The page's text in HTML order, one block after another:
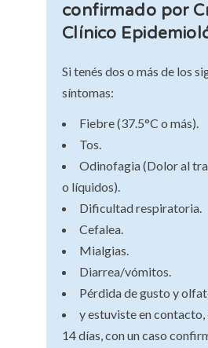
confirmado por
Clínico
Si tenés dos o más de los
síntomas:
Fiebre (37.5°C o más).
Tos.
Odinofagia (Dolor al
o líquidos).
Dificultad respiratoria.
Cefalea.
Mialgias.
Diarrea/vómitos.
Pérdida de gusto y
y estuviste en contacto,
14 días, con un caso